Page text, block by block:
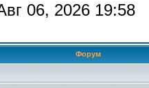
06, 2026 19:58
Форум